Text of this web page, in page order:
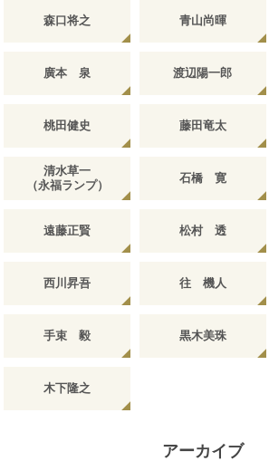
森口将之 青山尚暉
廣本 泉 渡辺陽一郎
桃田健史 藤田竜太
清水草一
（永福ランプ）
石橋 寛
遠藤正賢 松村 透
西川昇吾 往 機人
手束 毅 黒木美珠
木下隆之
アーカイブ